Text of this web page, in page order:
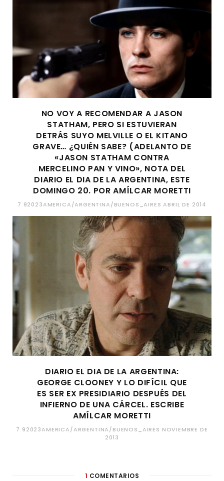
NO VOY A RECOMENDAR A JASON
STATHAM, PERO SI ESTUVIERAN
DETRÁS SUYO MELVILLE O EL KITANO
GRAVE… ¿QUIÉN SABE? (ADELANTO DE
«JASON STATHAM CONTRA
MERCELINO PAN Y VINO», NOTA DEL
DIARIO EL DIA DE LA ARGENTINA, ESTE
DOMINGO 20. POR AMÍLCAR MORETTI
7 92023AMERICA/ARGENTINA/BUENOS_AIRES ABRIL DE 2014
DIARIO EL DIA DE LA ARGENTINA:
GEORGE CLOONEY Y LO DIFÍCIL QUE
ES SER EX PRESIDIARIO DESPUÉS DEL
INFIERNO DE UNA CÁRCEL. ESCRIBE
AMÍLCAR MORETTI
7 92023AMERICA/ARGENTINA/BUENOS_AIRES NOVIEMBRE DE
2013
1 COMENTARIOS